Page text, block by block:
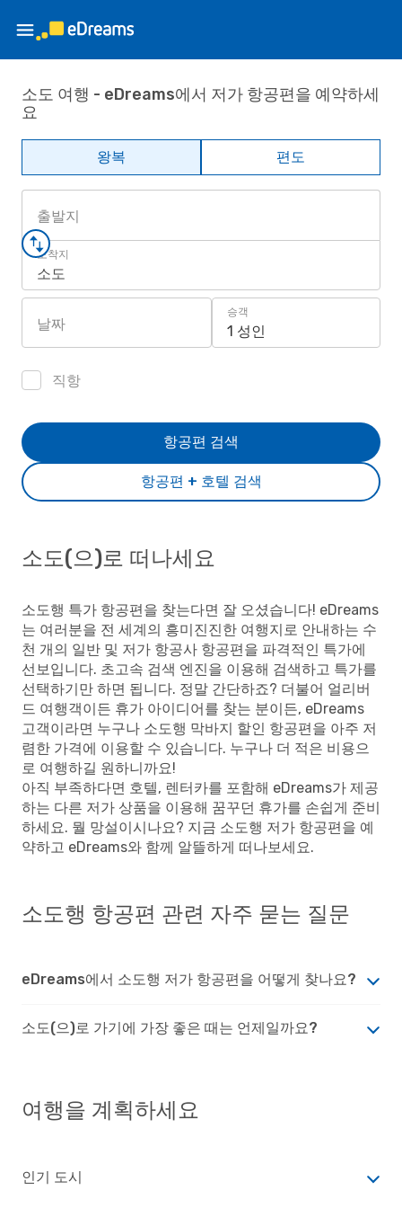
소도 여행 - eDreams에서 저가 항공편을 예약하세
요
왕복 편도
출발지
도착지
소도
날짜
승객
1 성인
직항
항공편 + 호텔 검색
항공편 검색
소도(으)로 떠나세요
소도행 특가 항공편을 찾는다면 잘 오셨습니다! eDreams
는 여러분을 전 세계의 흥미진진한 여행지로 안내하는 수
천 개의 일반 및 저가 항공사 항공편을 파격적인 특가에
선보입니다. 초고속 검색 엔진을 이용해 검색하고 특가를
선택하기만 하면 됩니다. 정말 간단하죠? 더불어 얼리버
드 여행객이든 휴가 아이디어를 찾는 분이든, eDreams
고객이라면 누구나 소도행 막바지 할인 항공편을 아주 저
렴한 가격에 이용할 수 있습니다. 누구나 더 적은 비용으
로 여행하길 원하니까요!
아직 부족하다면 호텔, 렌터카를 포함해 eDreams가 제공
하는 다른 저가 상품을 이용해 꿈꾸던 휴가를 손쉽게 준비
하세요. 뭘 망설이시나요? 지금 소도행 저가 항공편을 예
약하고 eDreams와 함께 알뜰하게 떠나보세요.
소도행 항공편 관련 자주 묻는 질문
eDreams에서 소도행 저가 항공편을 어떻게 찾나요?
소도(으)로 가기에 가장 좋은 때는 언제일까요?
여행을 계획하세요
인기 도시